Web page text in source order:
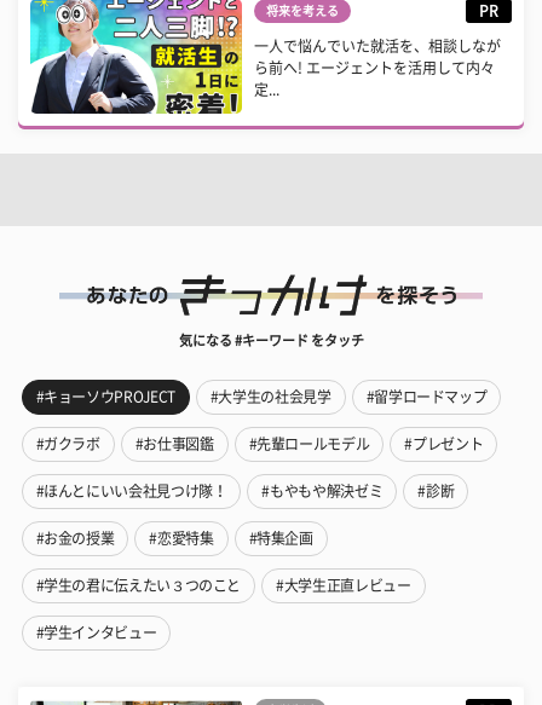
将来を考える PR
一人で悩んでいた就活を、相談しなが
ら前へ! エージェントを活用して内々
定...
気になる #キーワード をタッチ
#キョーソウPROJECT #大学生の社会見学 #留学ロードマップ
#ガクラボ #お仕事図鑑 #先輩ロールモデル #プレゼント
#ほんとにいい会社見つけ隊！ #もやもや解決ゼミ #診断
#お金の授業 #恋愛特集 #特集企画
#学生の君に伝えたい３つのこと #大学生正直レビュー
#学生インタビュー